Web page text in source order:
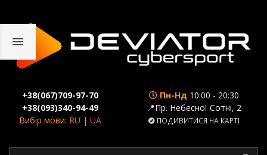
+38(067)709-97-70
+38(093)340-94-49
Вибір мови: RU |UA
Пн-Нд 10:00 - 20:30
📍Пр. Небесної Сотні, 2
ПОДИВИТИСЯ НА КАРТІ